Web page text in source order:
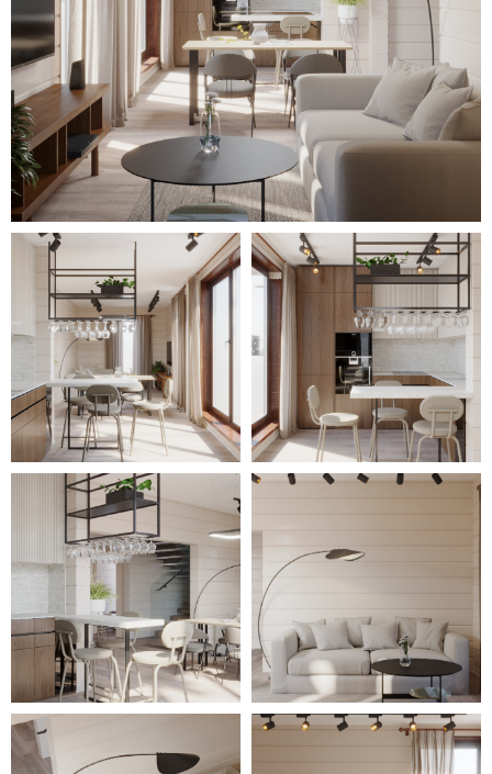
атмосферой помещений
привносят в интерьер
визуальный простор, свет и
лёгкую воздушность.
Большое количество текстиля
(обивка мягкой мебели,
напольные ковры, длинные
оконные гардины,
декоративные подушечки)
добавляют комфорта и уюта. В
детских комнатах яркая обивка
диванов и кресел-мешков
создаёт привлекающие взгляд
акценты. Зелёные горшечные
растения, расставленные по
разным помещениям дома,
придают нотки скандинавского
стиля.